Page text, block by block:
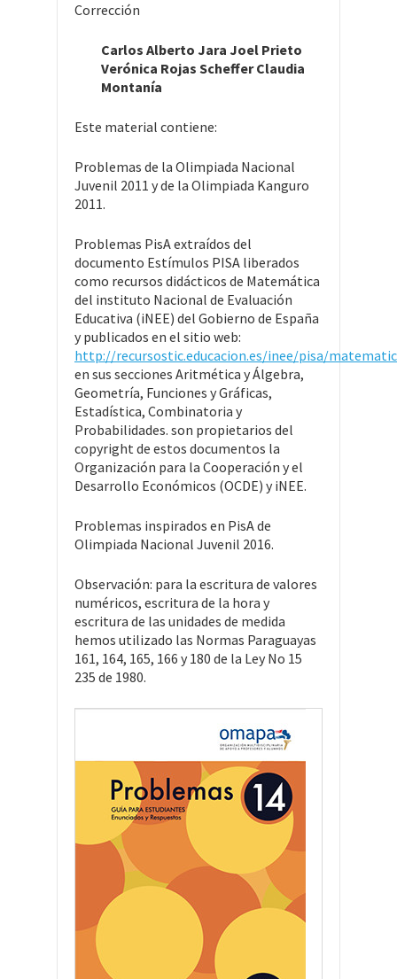
Corrección
Carlos Alberto Jara Joel Prieto
Verónica Rojas Scheffer Claudia
Montanía
Este material contiene:
Problemas de la Olimpiada Nacional
Juvenil 2011 y de la Olimpiada Kanguro
2011.
Problemas PisA extraídos del
documento Estímulos PISA liberados
como recursos didácticos de Matemática
del instituto Nacional de Evaluación
Educativa (iNEE) del Gobierno de España
y publicados en el sitio web:
http://recursostic.educacion.es/inee/pisa/
en sus secciones Aritmética y Álgebra,
Geometría, Funciones y Gráficas,
Estadística, Combinatoria y
Probabilidades. son propietarios del
copyright de estos documentos la
Organización para la Cooperación y el
Desarrollo Económicos (OCDE) y iNEE.
Problemas inspirados en PisA de
Olimpiada Nacional Juvenil 2016.
Observación: para la escritura de valores
numéricos, escritura de la hora y
escritura de las unidades de medida
hemos utilizado las Normas Paraguayas
161, 164, 165, 166 y 180 de la Ley No 15
235 de 1980.